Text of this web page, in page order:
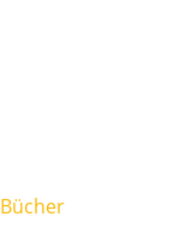
Bücher